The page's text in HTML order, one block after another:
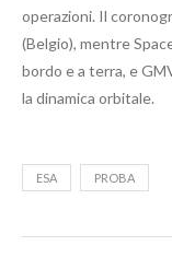
operazioni. Il
(Belgio), mentre
bordo e a terra, e
la dinamica orbitale.
ESA PROBA